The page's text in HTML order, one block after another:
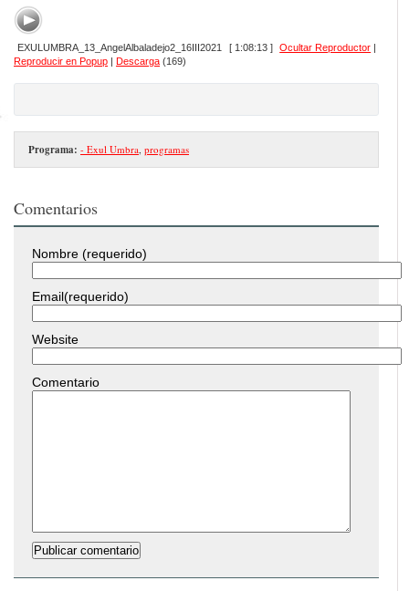
EXULUMBRA_13_AngelAlbaladejo2_16III2021 [ 1:08:13 ] Ocultar Reproductor |
Reproducir en Popup | Descarga (169)
Programa: - Exul Umbra programas
Comentarios
Nombre (requerido)
Email(requerido)
Website
Comentario